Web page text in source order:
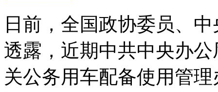
日前，全国政协委员、
透露，近期中共中央办
关公务用车配备使用管